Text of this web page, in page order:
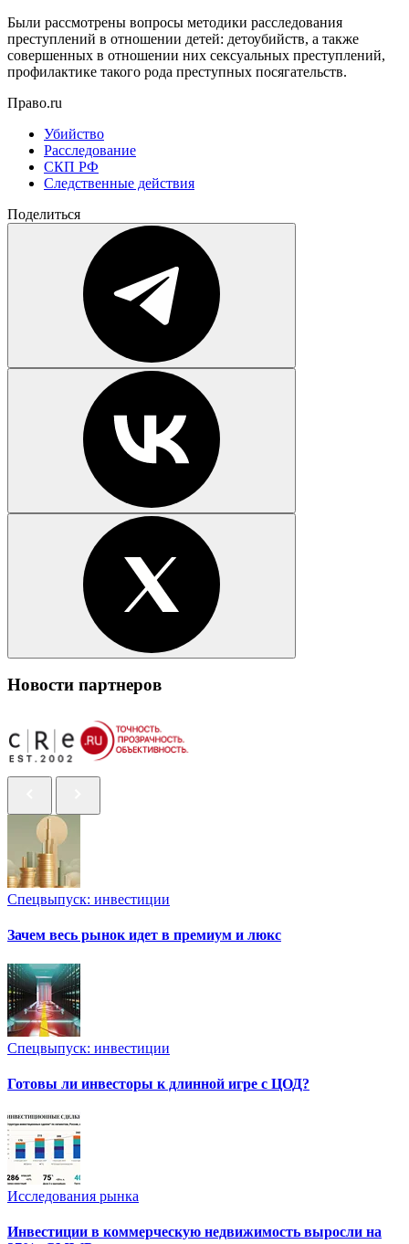
Были рассмотрены вопросы методики расследования
преступлений в отношении детей: детоубийств, а также
совершенных в отношении них сексуальных преступлений,
профилактике такого рода преступных посягательств.
Право.ru
Убийство
Расследование
СКП РФ
Следственные действия
Поделиться
Новости партнеров
Спецвыпуск: инвестиции
Зачем весь рынок идет в премиум и люкс
Спецвыпуск: инвестиции
Готовы ли инвесторы к длинной игре с ЦОД?
Исследования рынка
Инвестиции в коммерческую недвижимость выросли на